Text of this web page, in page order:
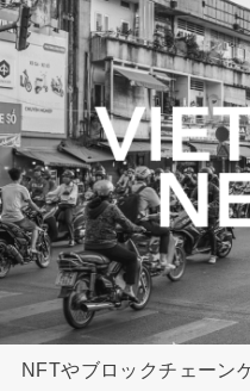
NFTやブロックチェーン